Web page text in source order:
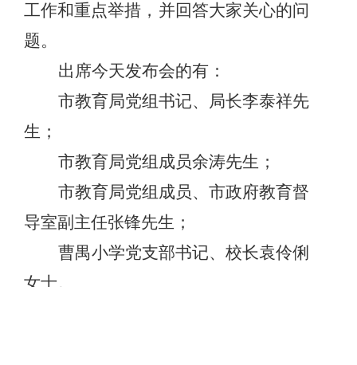
工作和重点举措， 并回答大家关心的问
题。
出席今天发布会的有：
市教育局党组书记、局长李泰祥先
生 ；
市教育局党组成员余涛先生 ；
市教育局党组成员、市政府教育督
导室副主任张锋先生 ；
曹禺小学党支部书记、校长袁伶俐
女士。